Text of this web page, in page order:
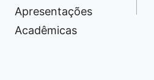
Apresentações
Acadêmicas